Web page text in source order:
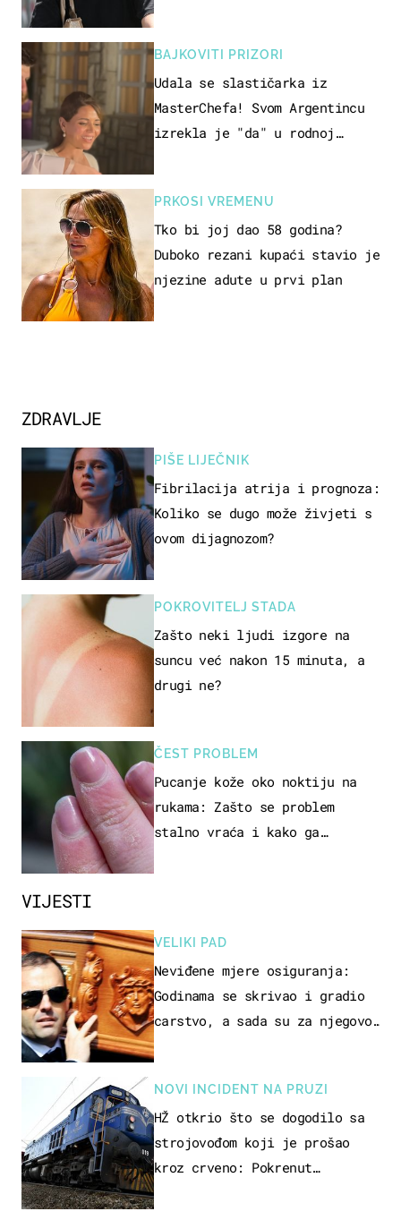
VIJESTI
VELIKI PAD
Neviđene mjere osiguranja:
Godinama se skrivao i gradio
carstvo, a sada su za njegovo
NOVI INCIDENT NA PRUZI
HŽ otkrio što se dogodilo sa
strojovođom koji je prošao
kroz crveno: Pokrenut
BAJKOVITI PRIZORI
Udala se slastičarka iz
MasterChefa! Svom Argentincu
izrekla je "da" u rodnoj
PRKOSI VREMENU
Tko bi joj dao 58 godina?
Duboko rezani kupaći stavio je
njezine adute u prvi plan
ZDRAVLJE
PIŠE LIJEČNIK
Fibrilacija atrija i prognoza:
Koliko se dugo može živjeti s
ovom dijagnozom?
POKROVITELJ STADA
Zašto neki ljudi izgore na
suncu već nakon 15 minuta, a
drugi ne?
ČEST PROBLEM
Pucanje kože oko noktiju na
rukama: Zašto se problem
stalno vraća i kako ga